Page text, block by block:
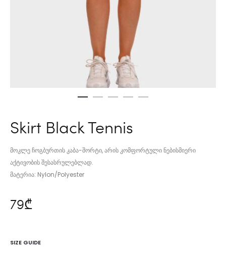
Skirt Black Tennis
მოკლე ჩოგბურთის კაბა-შორტი, არის კომფორტული ნებისმიერი
აქტივობის შესასრულებლად.
მატერია: Nylon/Polyester
79₾
SIZE GUIDE